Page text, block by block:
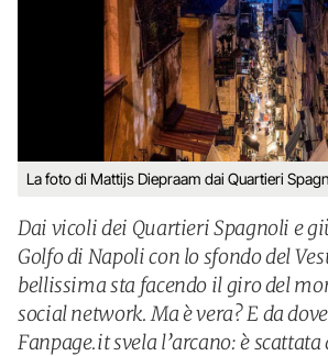
La foto di Mattijs Diepraam dai Quartieri
Dai vicoli dei Quartieri Spagnoli e
Golfo di Napoli con lo sfondo del
bellissima sta facendo il giro del
social network. Ma è vera? E da
Fanpage.it svela l’arcano: è scattata